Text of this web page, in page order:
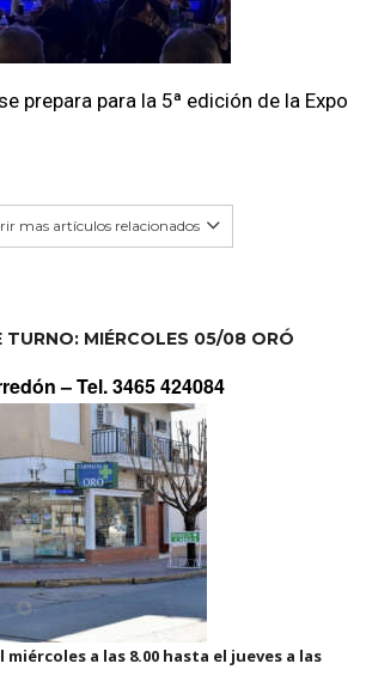
prepara para la 5ª edición de la Expo
mas artículos relacionados
TURNO: MIÉRCOLES 05/08 ORÓ
–Tel. 3465 424084
a las 8.00 hasta el jueves a las